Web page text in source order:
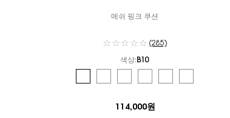
메쉬 핑크 쿠션
(285)
색상: B10
114,000원